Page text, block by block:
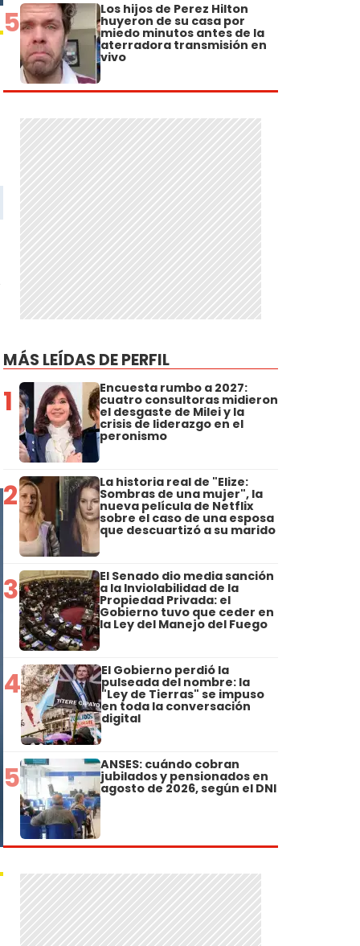
5 Los hijos de Perez Hilton
huyeron de su casa por
miedo minutos antes de la
aterradora transmisión en
vivo
MÁS LEÍDAS DE PERFIL
1 Encuesta rumbo a 2027:
cuatro consultoras midieron
el desgaste de Milei y la
crisis de liderazgo en el
peronismo
2 La historia real de "Elize:
Sombras de una mujer", la
nueva película de Netflix
sobre el caso de una esposa
que descuartizó a su marido
3 El Senado dio media sanción
a la Inviolabilidad de la
Propiedad Privada: el
Gobierno tuvo que ceder en
la Ley del Manejo del Fuego
4 El Gobierno perdió la
pulseada del nombre: la
"Ley de Tierras" se impuso
en toda la conversación
digital
5 ANSES: cuándo cobran
jubilados y pensionados en
agosto de 2026, según el DNI